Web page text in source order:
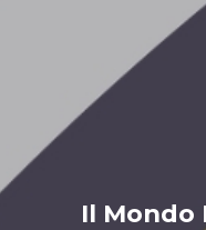
Il Mondo